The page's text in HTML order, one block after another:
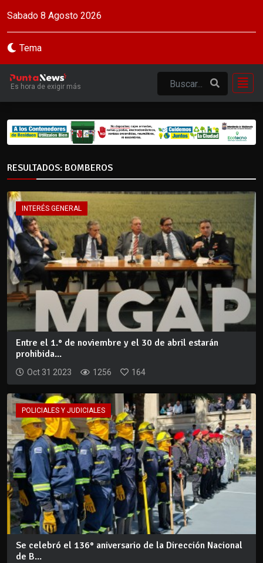
Sabado 8 Agosto 2026
Tema
Es hora de exigir más
RESULTADOS: BOMBEROS
INTERÉS GENERAL
Entre el 1.° de noviembre y el 30 de abril estarán
prohibida...
Oct 31 2023 1256 164
POLICIALES Y JUDICIALES
Se celebró el 136° aniversario de la Dirección Nacional
de B...